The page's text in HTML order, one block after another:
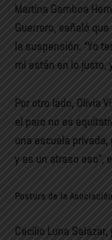
Martina Gamboa
Guerrero, señaló
la suspensión. “Yo
mí están en lo justo,
Por otro lado, Olivia
el paro no es
una escuela
y es un atraso eso”,
Postura de la
Cecilio Luna